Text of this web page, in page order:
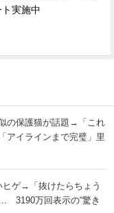
実施中
の保護猫が話題→「これ
アイラインまで完璧」里
ヒゲ→「抜けたらちょう
3190万回表示の“驚き